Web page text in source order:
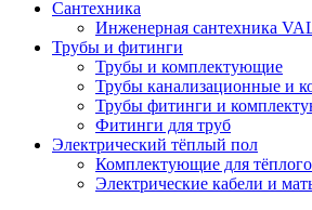
Сантехника
Инженерная сантехника
Трубы и фитинги
Трубы и комплектующие
Трубы канализационные и
Трубы фитинги и
Фитинги для труб
Электрический тёплый пол
Комплектующие для
Электрические кабели и